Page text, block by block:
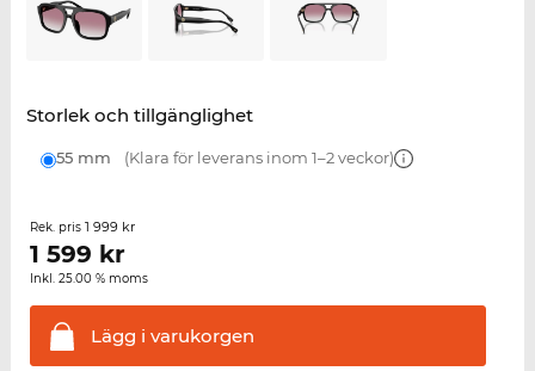
Storlek och tillgänglighet
55 mm (Klara för leverans inom 1–2 veckor)
Rek. pris 1 999 kr
1 599 kr
Inkl. 25.00 % moms
Lägg i varukorgen